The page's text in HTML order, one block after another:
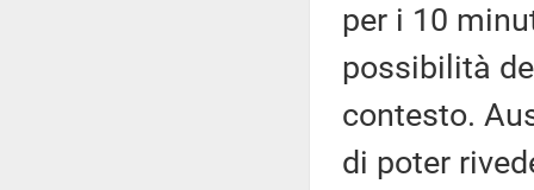
per i 10
possibilità
contesto.
di poter